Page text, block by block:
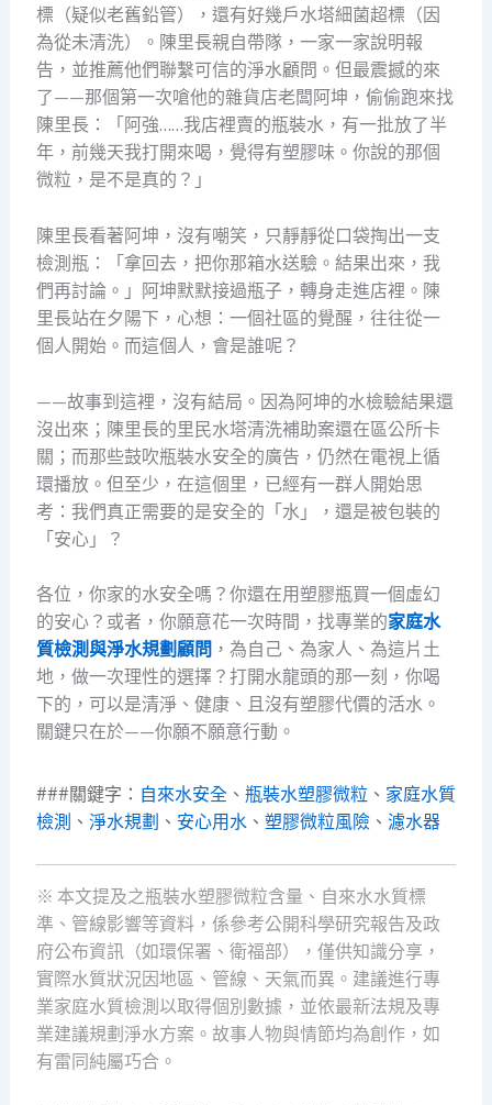
標（疑似老舊鉛管），還有好幾戶水塔細菌超標（因
為從未清洗）。陳里長親自帶隊，一家一家說明報
告，並推薦他們聯繫可信的淨水顧問。但最震撼的來
了——那個第一次嗆他的雜貨店老闆阿坤，偷偷跑來找
陳里長：「阿強……我店裡賣的瓶裝水，有一批放了半
年，前幾天我打開來喝，覺得有塑膠味。你說的那個
微粒，是不是真的？」
陳里長看著阿坤，沒有嘲笑，只靜靜從口袋掏出一支
檢測瓶：「拿回去，把你那箱水送驗。結果出來，我
們再討論。」阿坤默默接過瓶子，轉身走進店裡。陳
里長站在夕陽下，心想：一個社區的覺醒，往往從一
個人開始。而這個人，會是誰呢？
——故事到這裡，沒有結局。因為阿坤的水檢驗結果還
沒出來；陳里長的里民水塔清洗補助案還在區公所卡
關；而那些鼓吹瓶裝水安全的廣告，仍然在電視上循
環播放。但至少，在這個里，已經有一群人開始思
考：我們真正需要的是安全的「水」，還是被包裝的
「安心」？
各位，你家的水安全嗎？你還在用塑膠瓶買一個虛幻
的安心？或者，你願意花一次時間，找專業的家庭水
質檢測與淨水規劃顧問 ，為自己、為家人、為這片土
地，做一次理性的選擇？打開水龍頭的那一刻，你喝
下的，可以是清淨、健康、且沒有塑膠代價的活水。
關鍵只在於——你願不願意行動。
###關鍵字： 自來水安全、 瓶裝水塑膠微粒 、 家庭水質
檢測 、 淨水規劃 、 安心用水、 塑膠微粒風險、 濾水器
※ 本文提及之瓶裝水塑膠微粒含量、自來水水質標
準、管線影響等資料，係參考公開科學研究報告及政
府公布資訊（如環保署、衛福部），僅供知識分享，
實際水質狀況因地區、管線、天氣而異。建議進行專
業家庭水質檢測以取得個別數據，並依最新法規及專
業建議規劃淨水方案。故事人物與情節均為創作，如
有雷同純屬巧合。